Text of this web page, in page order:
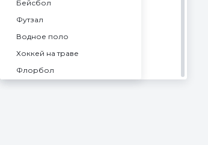
Лига Про А12. Либерец
Лига Про А14. Либерец
Бейсбол
Футзал
Водное поло
Хоккей на траве
Флорбол